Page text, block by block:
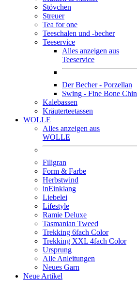
Stövchen
Streuer
Tea for one
Teeschalen und -becher
Teeservice
Alles anzeigen aus
Teeservice
Der Becher - Porzellan
Swing - Fine Bone
Kalebassen
Kräuterteetassen
WOLLE
Alles anzeigen aus
WOLLE
Filigran
Form & Farbe
Herbstwind
inEinklang
Liebelei
Lifestyle
Ramie Deluxe
Tasmanian Tweed
Trekking 6fach Color
Trekking XXL 4fach Color
Ursprung
Alle Anleitungen
Neues Garn
Neue Artikel